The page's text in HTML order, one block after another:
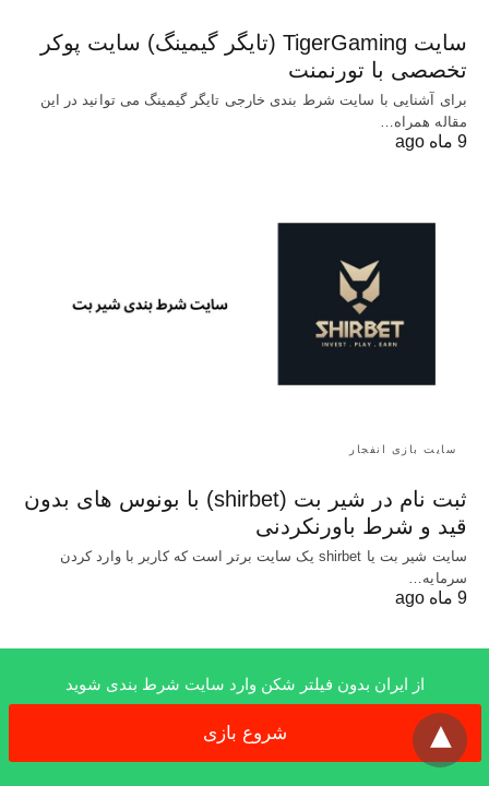
سایت TigerGaming (تایگر گیمینگ) سایت پوکر
تخصصی با تورنمنت
برای آشنایی با سایت شرط بندی خارجی تایگر گیمینگ می توانید در این
مقاله همراه…
9 ماه ago
سایت بازی انفجار
ثبت نام در شیر بت (shirbet) با بونوس های بدون
قید و شرط باورنکردنی
سایت شیر بت یا shirbet یک سایت برتر است که کاربر با وارد کردن
سرمایه…
9 ماه ago
از ایران بدون فیلتر شکن وارد سایت شرط بندی شوید
شروع بازی